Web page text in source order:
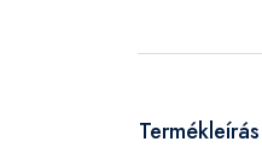
Termékleírás